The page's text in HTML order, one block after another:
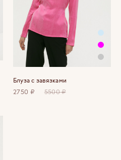
Блуза с завязками
2750 ₽
5500 ₽